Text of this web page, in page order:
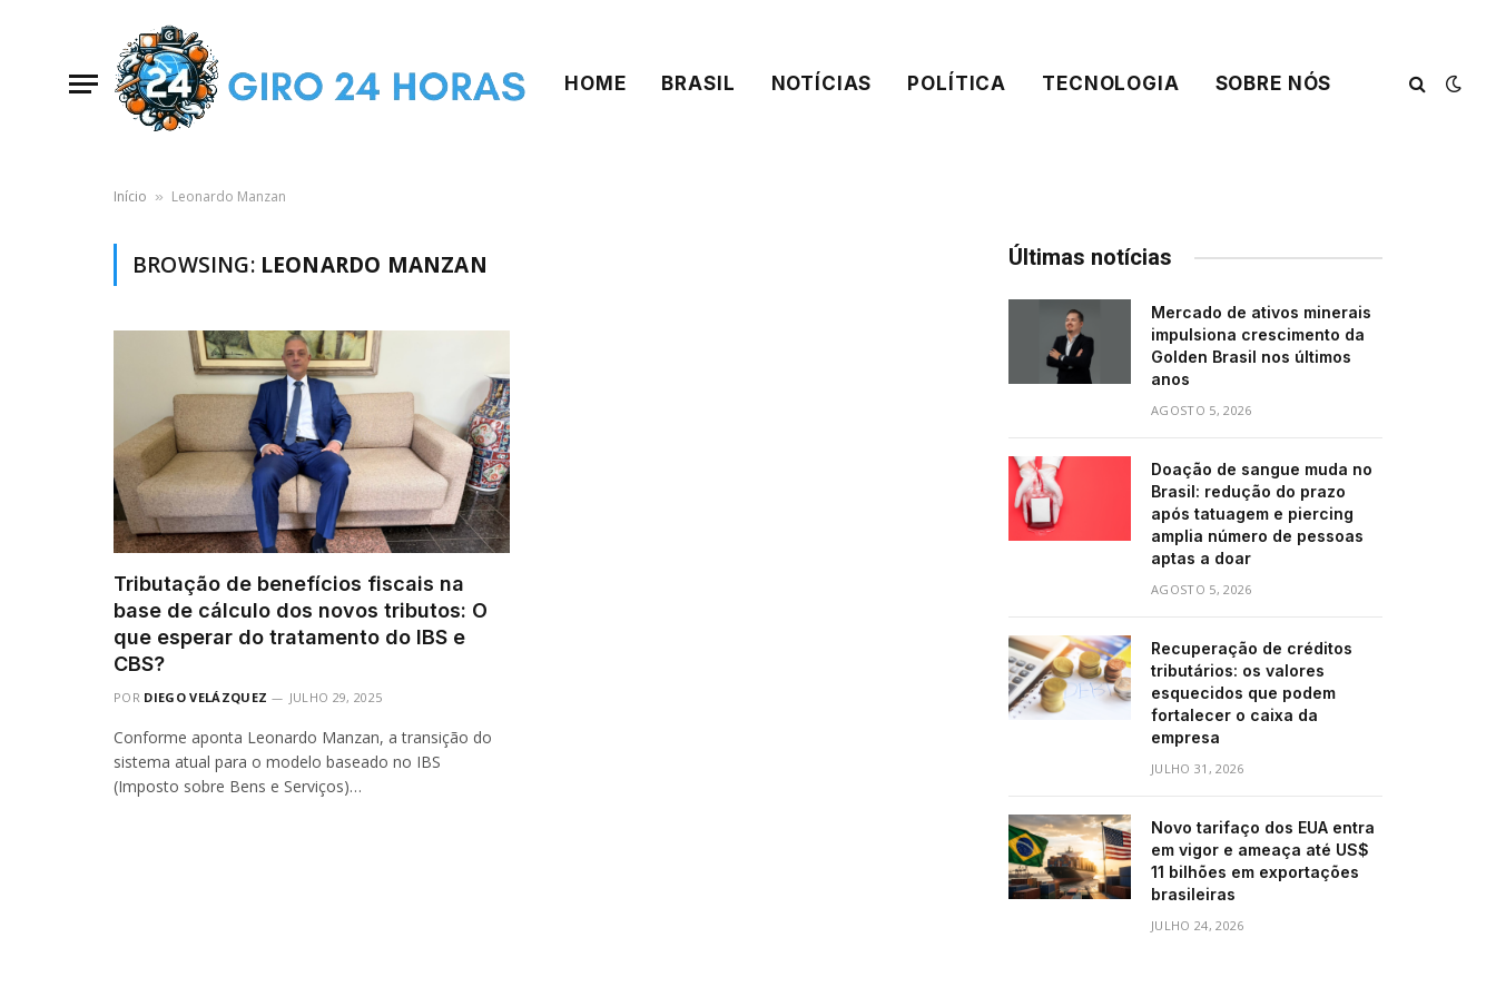
HOME BRASIL NOTÍCIAS POLÍTICA TECNOLOGIA SOBRE NÓS
Início » Leonardo Manzan
BROWSING: LEONARDO MANZAN
Tributação de benefícios fiscais na
base de cálculo dos novos tributos: O
que esperar do tratamento do IBS e
CBS?
POR DIEGO VELÁZQUEZ JULHO 29, 2025
Conforme aponta Leonardo Manzan, a transição do
sistema atual para o modelo baseado no IBS
(Imposto sobre Bens e Serviços)…
Últimas notícias
Mercado de ativos minerais
impulsiona crescimento da
Golden Brasil nos últimos
anos
AGOSTO 5, 2026
Doação de sangue muda no
Brasil: redução do prazo
após tatuagem e piercing
amplia número de pessoas
aptas a doar
AGOSTO 5, 2026
Recuperação de créditos
tributários: os valores
esquecidos que podem
fortalecer o caixa da
empresa
JULHO 31, 2026
Novo tarifaço dos EUA entra
em vigor e ameaça até US$
11 bilhões em exportações
brasileiras
JULHO 24, 2026